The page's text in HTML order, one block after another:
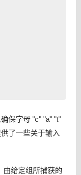
保字母 "c" "a" "t"
了一些关于输入
由给定组所捕获的